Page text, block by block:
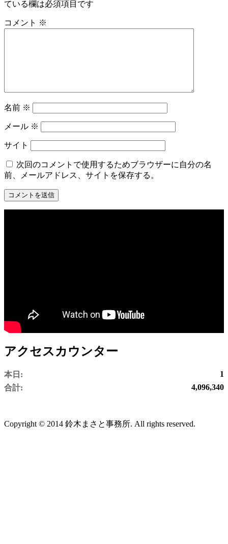
ている欄は必須項目です
コメント ※
名前 ※
メール ※
サイト
次回のコメントで使用するためブラウザーに自分の名
前、メールアドレス、サイトを保存する。
アクセスカウンター
本日:
1
合計:
4,096,340
Copyright © 2014 鈴木まさと事務所. All rights reserved.